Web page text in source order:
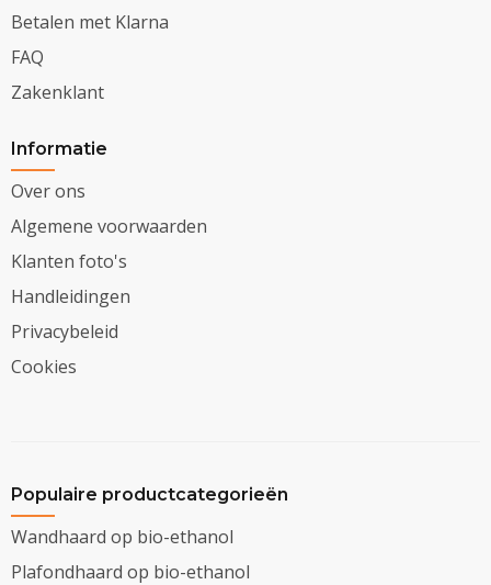
Betalen met Klarna
FAQ
Zakenklant
Informatie
Over ons
Algemene voorwaarden
Klanten foto's
Handleidingen
Privacybeleid
Cookies
Populaire productcategorieën
Wandhaard op bio-ethanol
Plafondhaard op bio-ethanol